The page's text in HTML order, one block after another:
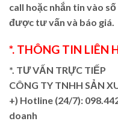
call hoặc nhắn tin vào
được tư vấn và báo giá.
*. THÔNG TIN LIÊN
*. TƯ VẤN TRỰC TIẾP
CÔNG TY TNHH SẢN
+) Hotline (24/7):
doanh